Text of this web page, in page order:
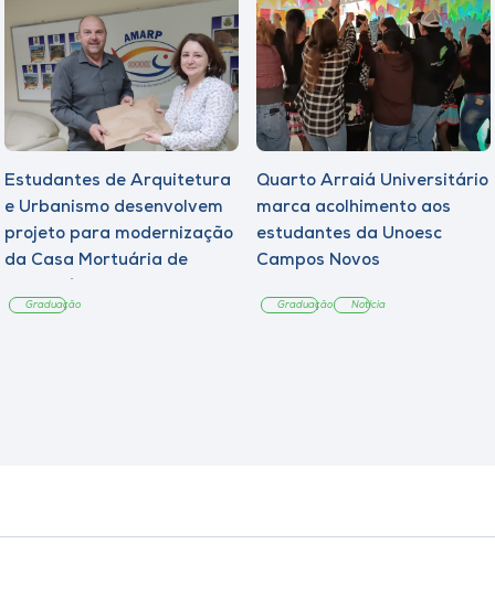
Estudantes de Arquitetura
e Urbanismo desenvolvem
projeto para modernização
da Casa Mortuária de
Graduação
Quarto Arraiá Universitário
marca acolhimento aos
estudantes da Unoesc
Campos Novos
Graduação Notícia